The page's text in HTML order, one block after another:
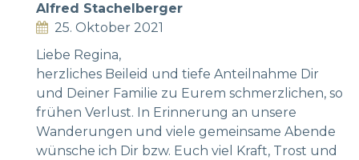
Alfred Stachelberger
25. Oktober 2021
Liebe Regina,
herzliches Beileid und tiefe Anteilnahme Dir
und Deiner Familie zu Eurem schmerzlichen, so
frühen Verlust. In Erinnerung an unsere
Wanderungen und viele gemeinsame Abende
wünsche ich Dir bzw. Euch viel Kraft, Trost und